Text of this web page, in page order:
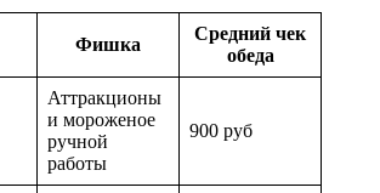
Фишка
Средний чек
обеда
Аттракционы
и мороженое
ручной
работы
900 руб